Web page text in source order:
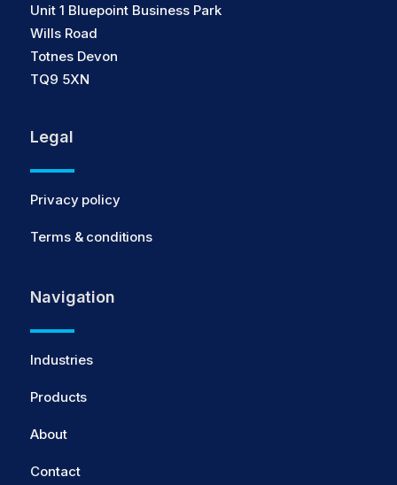
Unit 1 Bluepoint Business Park
Wills Road
Totnes Devon
TQ9 5XN
Legal
Privacy policy
Terms & conditions
Navigation
Industries
Products
About
Contact